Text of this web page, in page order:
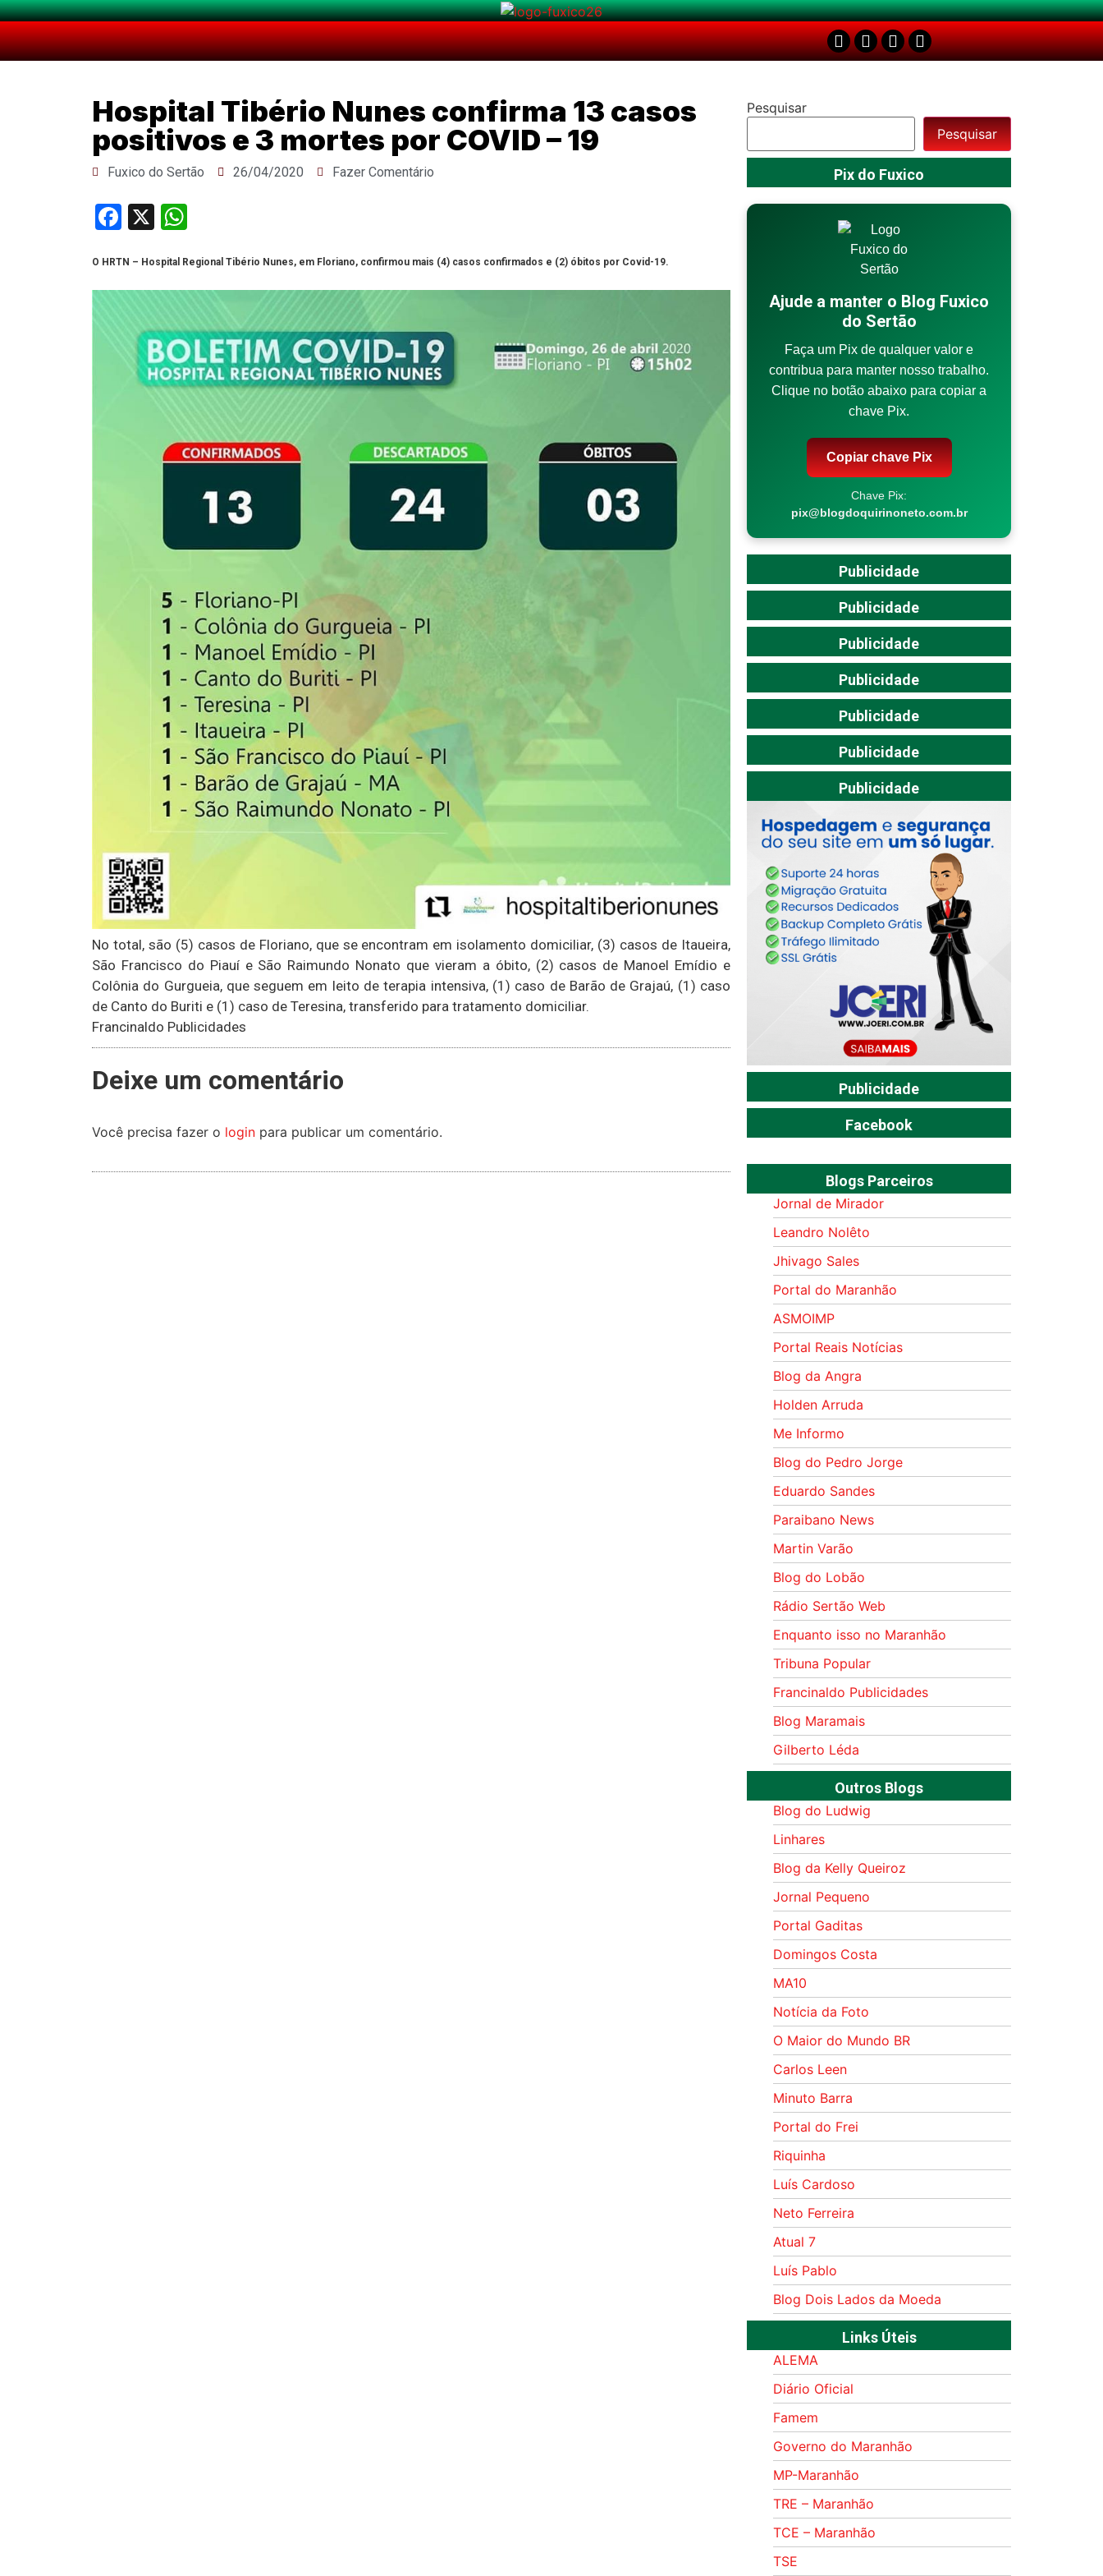
Hospital Tibério Nunes confirma 13 casos
positivos e 3 mortes por COVID – 19
Fuxico do Sertão 26/04/2020 Fazer Comentário
Facebook
X
O HRTN – Hospital Regional Tibério Nunes, em Floriano, confirmou mais (4) casos confirmados e (2) óbitos por Covid-19.
No total, são (5) casos de Floriano, que se encontram em isolamento domiciliar, (3) casos de Itaueira,
São Francisco do Piauí e São Raimundo Nonato que vieram a óbito, (2) casos de Manoel Emídio e
Colônia do Gurgueia, que seguem em leito de terapia intensiva, (1) caso de Barão de Grajaú, (1) caso
de Canto do Buriti e (1) caso de Teresina, transferido para tratamento domiciliar.
Francinaldo Publicidades
Deixe um comentário
Você precisa fazer o login para publicar um comentário.
Pesquisar
Pesquisar
Pix do Fuxico
Ajude a manter o Blog Fuxico
do Sertão
Faça um Pix de qualquer valor e
contribua para manter nosso trabalho.
Clique no botão abaixo para copiar a
chave Pix.
Copiar chave Pix
Chave Pix:
pix@blogdoquirinoneto.com.br
Publicidade
Publicidade
Publicidade
Publicidade
Publicidade
Publicidade
Publicidade
Publicidade
Facebook
Blogs Parceiros
Jornal de Mirador
Leandro Nolêto
Jhivago Sales
Portal do Maranhão
ASMOIMP
Portal Reais Notí­cias
Blog da Angra
Holden Arruda
Me Informo
Blog do Pedro Jorge
Eduardo Sandes
Paraibano News
Martin Varão
Blog do Lobão
Rádio Sertão Web
Enquanto isso no Maranhão
Tribuna Popular
Francinaldo Publicidades
Blog Maramais
Gilberto Léda
Outros Blogs
Blog do Ludwig
Linhares
Blog da Kelly Queiroz
Jornal Pequeno
Portal Gaditas
Domingos Costa
MA10
Notícia da Foto
O Maior do Mundo BR
Carlos Leen
Minuto Barra
Portal do Frei
Riquinha
Luís Cardoso
Neto Ferreira
Atual 7
Luís Pablo
Blog Dois Lados da Moeda
Links Úteis
ALEMA
Diário Oficial
Famem
Governo do Maranhão
MP-Maranhão
TRE – Maranhão
TCE – Maranhão
TSE